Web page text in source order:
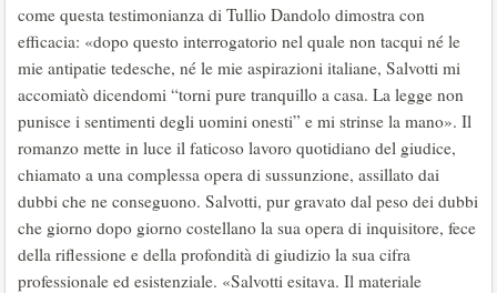
come questa testimonianza di Tullio Dandolo dimostra con
efficacia: «dopo questo interrogatorio nel quale non tacqui né le
mie antipatie tedesche, né le mie aspirazioni italiane, Salvotti mi
accomiatò dicendomi “torni pure tranquillo a casa. La legge non
punisce i sentimenti degli uomini onesti” e mi strinse la mano». Il
romanzo mette in luce il faticoso lavoro quotidiano del giudice,
chiamato a una complessa opera di sussunzione, assillato dai
dubbi che ne conseguono. Salvotti, pur gravato dal peso dei dubbi
che giorno dopo giorno costellano la sua opera di inquisitore, fece
della riflessione e della profondità di giudizio la sua cifra
professionale ed esistenziale. «Salvotti esitava. Il materiale